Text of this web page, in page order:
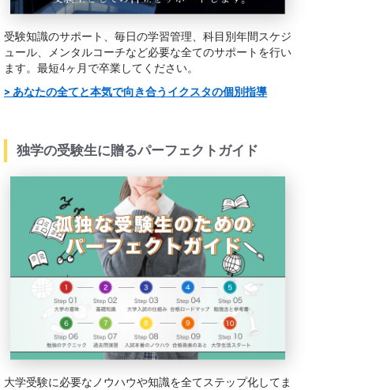
受験知識のサポート、毎日の学習管理、科目別年間スケジ
ュール、メンタルコーチなど必要な全てのサポートを行い
ます。最短4ヶ月で卒業してください。
> あなたの全てと本気で向き合うイクスタの個別指導
独学の受験生に贈るパーフェクトガイド
大学受験に必要なノウハウや知識を全てステップ化してま